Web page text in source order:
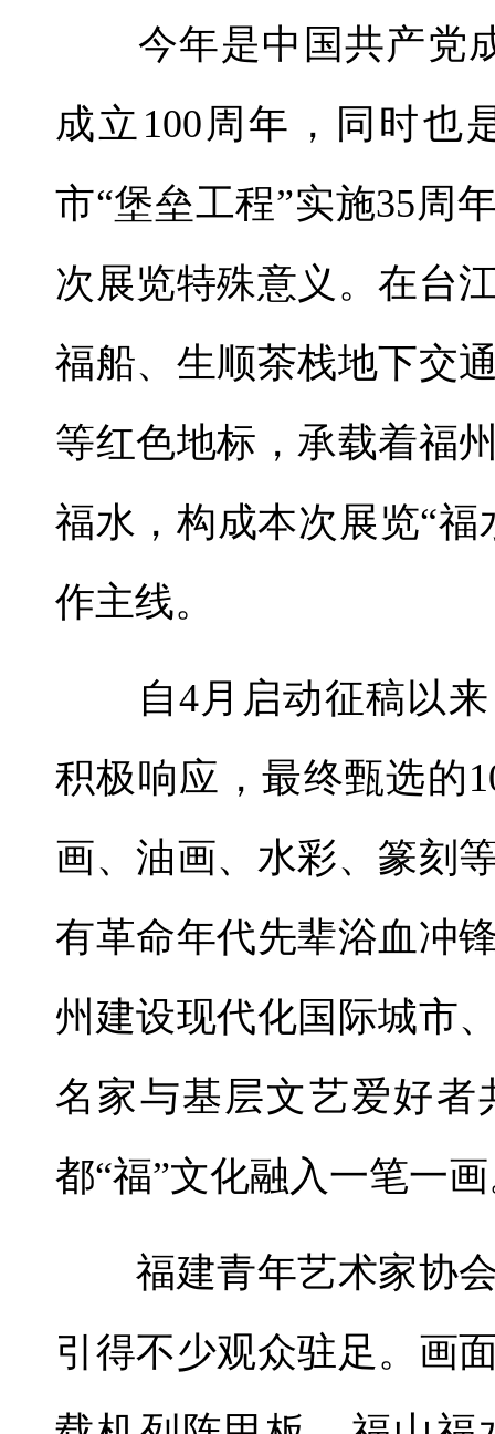
今年是中国共产党成
成立100周年，同时也
市“堡垒工程”实施35周
次展览特殊意义。在台
福船、生顺茶栈地下交
等红色地标，承载着福
福水，构成本次展览“
作主线。
自4月启动征稿以来
积极响应，最终甄选的
画、油画、水彩、篆刻
有革命年代先辈浴血冲
州建设现代化国际城市
名家与基层文艺爱好
都“福”文化融入一笔一
福建青年艺术家协会
引得不少观众驻足。画